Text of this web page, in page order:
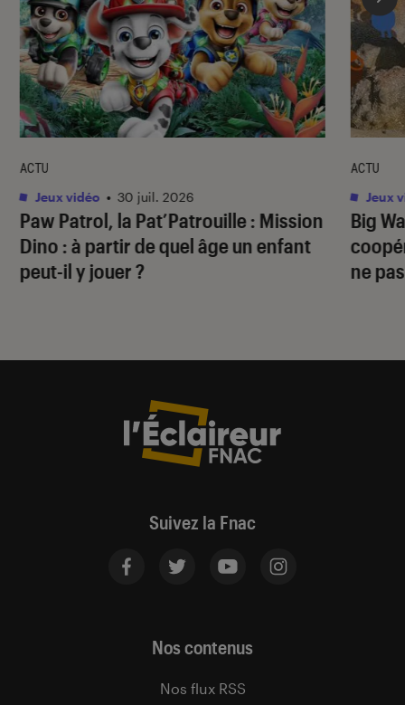
Paw Patrol, la Pat’Patrouille : Mission
Dino : à partir de quel âge un enfant
peut-il y jouer ?
ACTU
Jeux vidéo • 30 juil. 2026
Big
ne
ACTU
Jeux
Suivez la Fnac
Nos contenus
Nos flux RSS